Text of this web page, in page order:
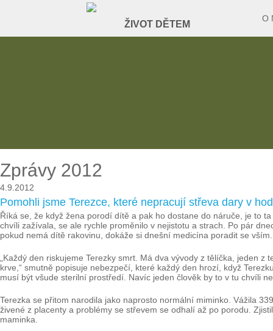
O
Zprávy 2012
4.9.2012
Pomohli jsme Terezce, které nepracují střeva dary v
Říká se, že když žena porodí dítě a pak ho dostane do náruče, je to
chvíli zažívala, se ale rychle proměnilo v nejistotu a strach. Po pár
pokud nemá dítě rakovinu, dokáže si dnešní medicína poradit se
„Každý den riskujeme Terezky smrt. Má dva vývody z tělíčka, jeden
krve,“ smutně popisuje nebezpečí, které každý den hrozí, když
musí být všude sterilní prostředí. Navíc jeden člověk by to v tu chvíli
Terezka se přitom narodila jako naprosto normální miminko. Vážila
živené z placenty a problémy se střevem se odhalí až po porodu.
maminka.